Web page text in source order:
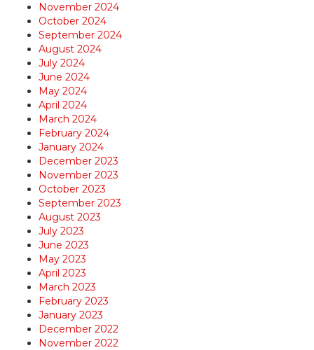
November 2024
October 2024
September 2024
August 2024
July 2024
June 2024
May 2024
April 2024
March 2024
February 2024
January 2024
December 2023
November 2023
October 2023
September 2023
August 2023
July 2023
June 2023
May 2023
April 2023
March 2023
February 2023
January 2023
December 2022
November 2022